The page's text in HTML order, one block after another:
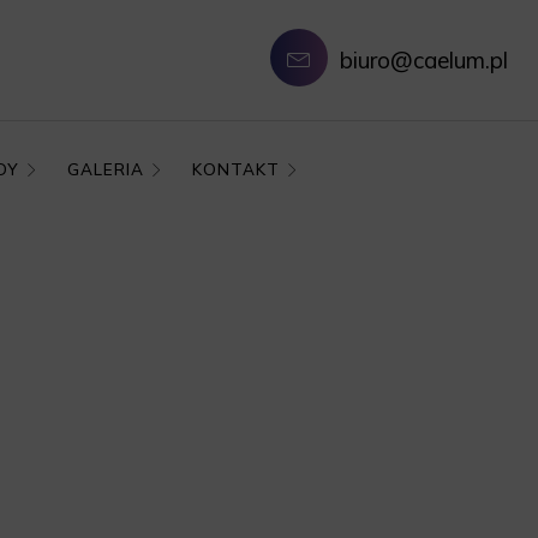
biuro@caelum.pl
GALERIA KONTAKT